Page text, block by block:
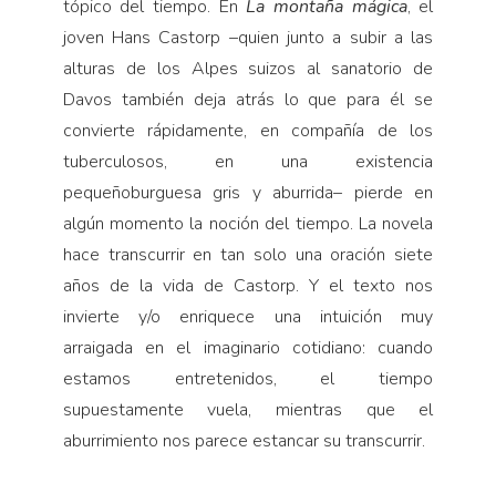
tópico del tiempo. En La montaña mágica, el
joven Hans Castorp –quien junto a subir a las
alturas de los Alpes suizos al sanatorio de
Davos también deja atrás lo que para él se
convierte rápidamente, en compañía de los
tuberculosos, en una existencia
pequeñoburguesa gris y aburrida– pierde en
algún momento la noción del tiempo. La novela
hace transcurrir en tan solo una oración siete
años de la vida de Castorp. Y el texto nos
invierte y/o enriquece una intuición muy
arraigada en el imaginario cotidiano: cuando
estamos entretenidos, el tiempo
supuestamente vuela, mientras que el
aburrimiento nos parece estancar su transcurrir.